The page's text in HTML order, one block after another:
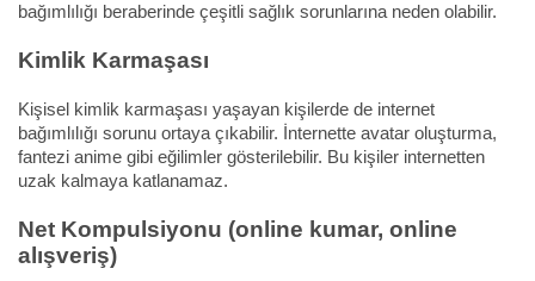
bağımlılığı beraberinde çeşitli sağlık sorunlarına neden olabilir.
Kimlik Karmaşası
Kişisel kimlik karmaşası yaşayan kişilerde de internet
bağımlılığı sorunu ortaya çıkabilir. İnternette avatar oluşturma,
fantezi anime gibi eğilimler gösterilebilir. Bu kişiler internetten
uzak kalmaya katlanamaz.
Net Kompulsiyonu (online kumar, online
alışveriş)